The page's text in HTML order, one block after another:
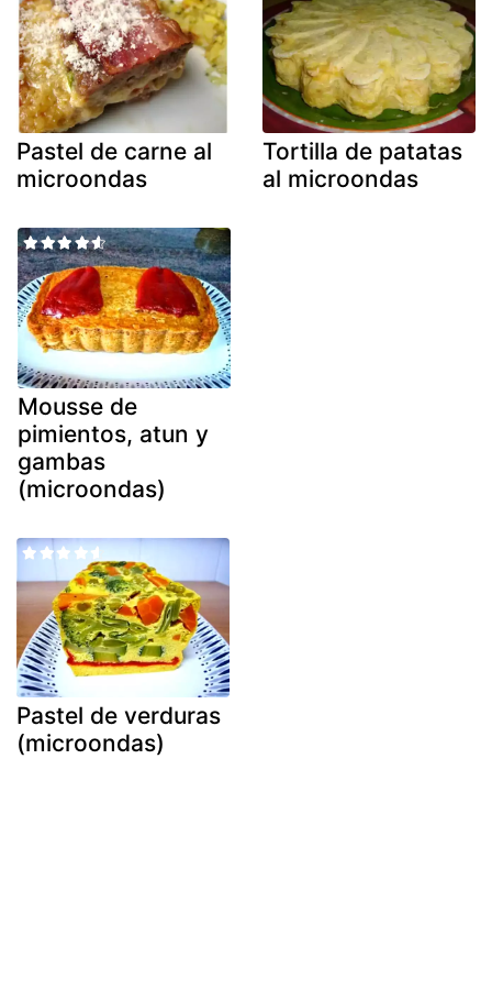
Pastel de carne al
microondas
Tortilla de patatas
al microondas
Mousse de
pimientos, atun y
gambas
(microondas)
Pastel de verduras
(microondas)